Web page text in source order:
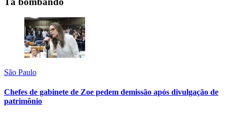
São Paulo
Chefes de gabinete de Zoe pedem demissão após divulgação de
patrimônio